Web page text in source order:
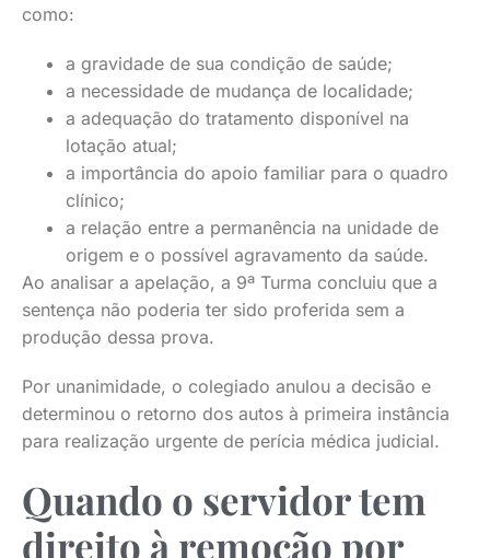
como:
a gravidade de sua condição de saúde;
a necessidade de mudança de localidade;
a adequação do tratamento disponível na
lotação atual;
a importância do apoio familiar para o quadro
clínico;
a relação entre a permanência na unidade de
origem e o possível agravamento da saúde.
Ao analisar a apelação, a 9ª Turma concluiu que a
sentença não poderia ter sido proferida sem a
produção dessa prova.
Por unanimidade, o colegiado anulou a decisão e
determinou o retorno dos autos à primeira instância
para realização urgente de perícia médica judicial.
Quando o servidor tem
direito à remoção por